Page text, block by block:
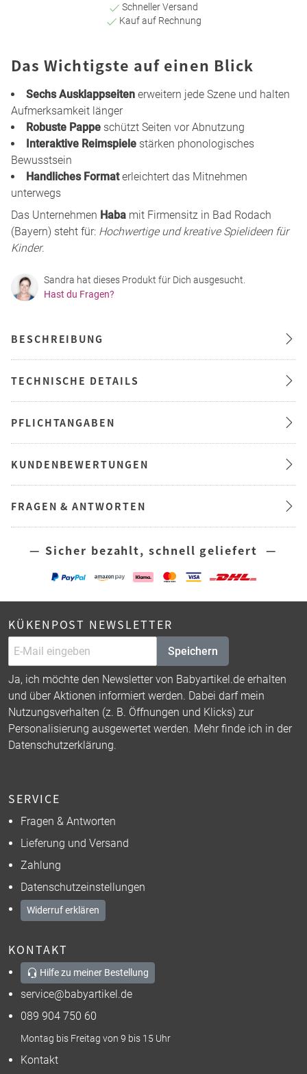
Schneller Versand
Kauf auf Rechnung
Das Wichtigste auf einen Blick
Sechs Ausklappseiten erweitern jede Szene und halten
Aufmerksamkeit länger
Robuste Pappe schützt Seiten vor Abnutzung
Interaktive Reimspiele stärken phonologisches
Bewusstsein
Handliches Formaterleichtert das Mitnehmen
unterwegs
Das Unternehmen Haba mit Firmensitz in Bad Rodach
(Bayern) steht für: Hochwertige und kreative Spielideen für
Kinder.
Sandra hat dieses Produkt für Dich ausgesucht.
Hast du Fragen?
BESCHREIBUNG
TECHNISCHE DETAILS
PFLICHTANGABEN
KUNDENBEWERTUNGEN
FRAGEN & ANTWORTEN
— Sicher bezahlt, schnell geliefert —
KÜKENPOST NEWSLETTER
Speichern
Ja, ich möchte den Newsletter von Babyartikel.de erhalten
und über Aktionen informiert werden. Dabei darf mein
Nutzungsverhalten (z. B. Öffnungen und Klicks) zur
Personalisierung ausgewertet werden. Mehr finde ich in der
Datenschutzerklärung.
SERVICE
Fragen & Antworten
Lieferung und Versand
Zahlung
Datenschutzeinstellungen
Widerruf erklären
KONTAKT
Hilfe zu meiner Bestellung
service@babyartikel.de
089 904 750 60
Montag bis Freitag von 9 bis 15 Uhr
Kontakt